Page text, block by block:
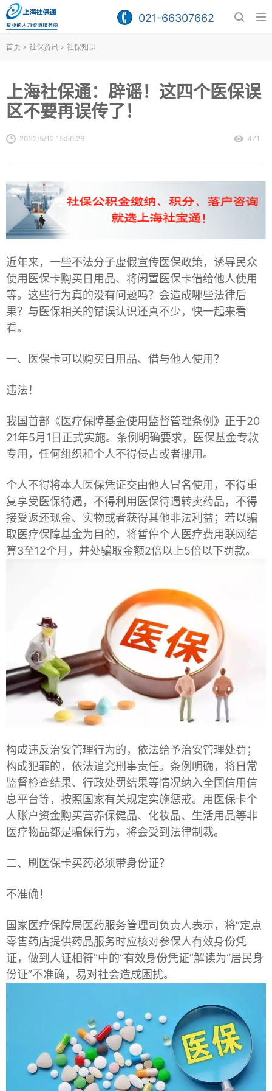
021-66307662
首页 > 社保资讯 > 社保知识
上海社保通：辟谣！这四个医保误
区不要再误传了！
2022/5/12 15:56:28 471
近年来，一些不法分子虚假宣传医保政策，诱导民众
使用医保卡购买日用品、将闲置医保卡借给他人使用
等。这些行为真的没有问题吗？会造成哪些法律后
果？与医保相关的错误认识还真不少，快一起来看
看。
一、医保卡可以购买日用品、借与他人使用？
违法！
我国首部《医疗保障基金使用监督管理条例》正于20
21年5月1日正式实施。条例明确要求，医保基金专款
专用，任何组织和个人不得侵占或者挪用。
个人不得将本人医保凭证交由他人冒名使用，不得重
复享受医保待遇，不得利用医保待遇转卖药品，不得
接受返还现金、实物或者获得其他非法利益；若以骗
取医疗保障基金为目的，将暂停个人医疗费用联网结
算3至12个月，并处骗取金额2倍以上5倍以下罚款。
构成违反治安管理行为的，依法给予治安管理处罚；
构成犯罪的，依法追究刑事责任。条例明确，将日常
监督检查结果、行政处罚结果等情况纳入全国信用信
息平台等，按照国家有关规定实施惩戒。用医保卡个
人账户资金购买营养保健品、化妆品、生活用品等非
医疗物品都是骗保行为，将会受到法律制裁。
二、刷医保卡买药必须带身份证？
不准确！
国家医疗保障局医药服务管理司负责人表示，将“定点
零售药店提供药品服务时应核对参保人有效身份凭
证，做到人证相符”中的“有效身份凭证”解读为“居民身
份证”不准确，易对社会造成困扰。